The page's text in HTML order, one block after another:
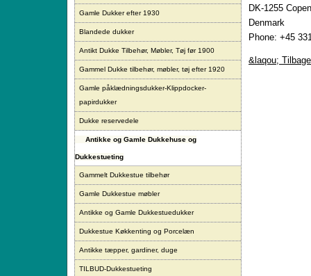
Gamle Dukker efter 1930
Blandede dukker
Antikt Dukke Tilbehør, Møbler, Tøj før 1900
Gammel Dukke tilbehør, møbler, tøj efter 1920
Gamle påklædningsdukker-Klippdocker-
papirdukker
Dukke reservedele
Antikke og Gamle Dukkehuse og
Dukkestueting
Gammelt Dukkestue tilbehør
Gamle Dukkestue møbler
Antikke og Gamle Dukkestuedukker
Dukkestue Køkkenting og Porcelæn
Antikke tæpper, gardiner, duge
TILBUD-Dukkestueting
DK-1255
Denmark
Phone: +45
&laqou; Tilbage